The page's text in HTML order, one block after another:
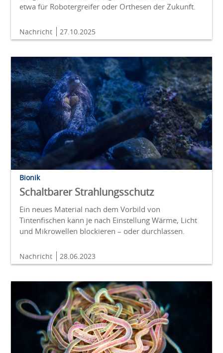
etwa für Robotergreifer oder Orthesen der Zukunft.
Nachricht 27.10.2025
Bionik
Schaltbarer Strahlungsschutz
Ein neues Material nach dem Vorbild von
Tintenfischen kann je nach Einstellung Wärme, Licht
und Mikrowellen blockieren – oder durchlassen.
Nachricht 28.06.2023